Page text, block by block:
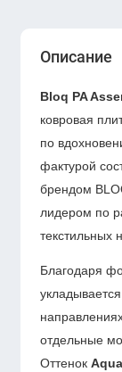
Описание
Bloq PA
ковровая
по
фактурой
брендом
лидером по
текстильных
Благодаря
отдельные
Оттенок